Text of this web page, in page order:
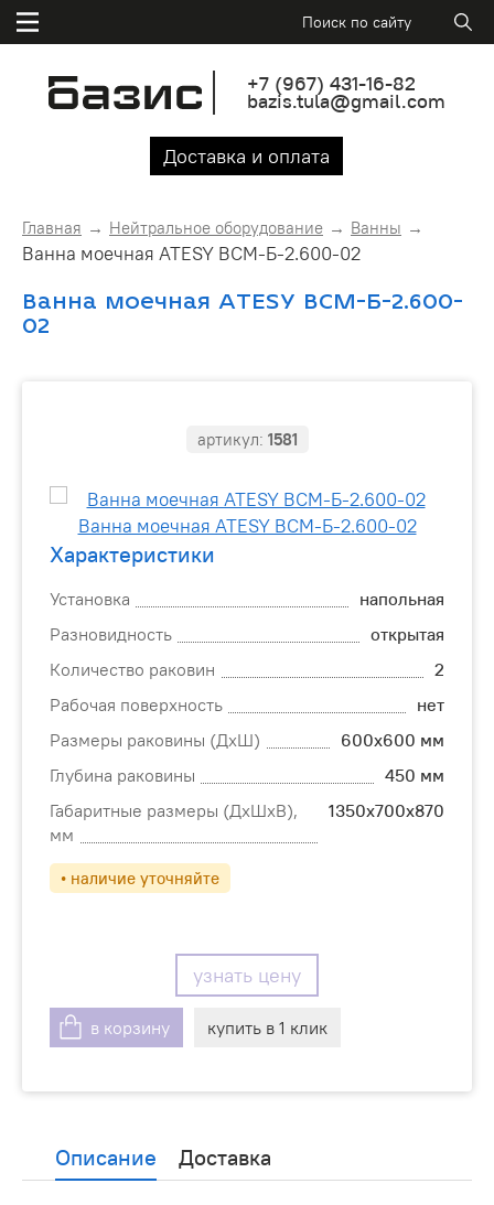
+7 (967) 431-16-82
bazis.tula@gmail.com
Доставка и оплата
Главная Нейтральное оборудование Ванны
Ванна моечная ATESY ВСМ-Б-2.600-02
Ванна моечная ATESY ВСМ-Б-2.600-
02
артикул: 1581
Характеристики
Установка
напольная
Разновидность
открытая
Количество раковин
2
Рабочая поверхность
нет
Размеры раковины (ДхШ)
600х600 мм
Глубина раковины
450 мм
Габаритные размеры (ДхШхВ),
мм
1350х700х870
• наличие уточняйте
узнать цену
в корзину купить в 1 клик
Описание Доставка